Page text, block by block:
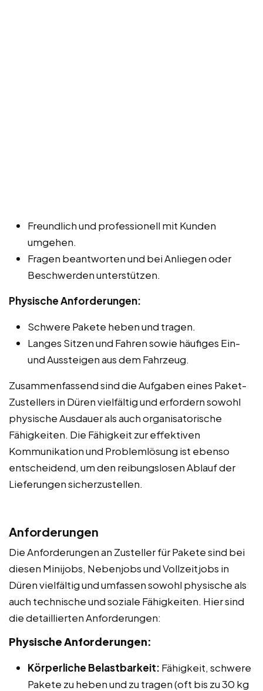
Freundlich und professionell mit Kunden
umgehen.
Fragen beantworten und bei Anliegen oder
Beschwerden unterstützen.
Physische Anforderungen:
Schwere Pakete heben und tragen.
Langes Sitzen und Fahren sowie häufiges Ein-
und Aussteigen aus dem Fahrzeug.
Zusammenfassend sind die Aufgaben eines Paket-
Zustellers in Düren vielfältig und erfordern sowohl
physische Ausdauer als auch organisatorische
Fähigkeiten. Die Fähigkeit zur effektiven
Kommunikation und Problemlösung ist ebenso
entscheidend, um den reibungslosen Ablauf der
Lieferungen sicherzustellen.
Anforderungen
Die Anforderungen an Zusteller für Pakete sind bei
diesen Minijobs, Nebenjobs und Vollzeitjobs in
Düren vielfältig und umfassen sowohl physische als
auch technische und soziale Fähigkeiten. Hier sind
die detaillierten Anforderungen:
Physische Anforderungen:
Körperliche Belastbarkeit: Fähigkeit, schwere
Pakete zu heben und zu tragen (oft bis zu 30 kg